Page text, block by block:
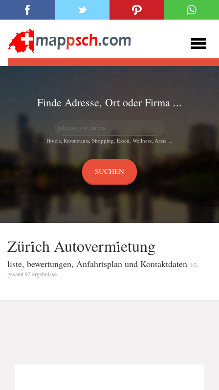
Finde Adresse, Ort oder Firma ...
Hotels, Restaurants, Shopping, Essen, Wellness, Ärzte ...
Züri̇ch Autovermi̇etung
liste, bewertungen, Anfahrtsplan und Kontaktdaten 1/2,
gesamt 92 ergebnisse